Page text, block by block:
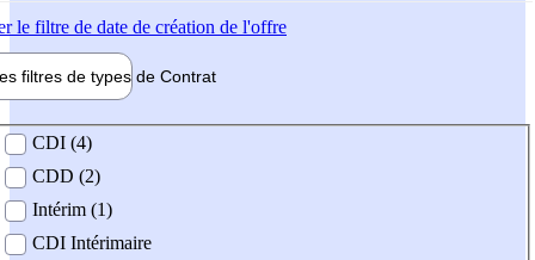
le filtre de date de création de l'offre
filtres de types de Contrat
contrat
CDI (4)
CDD (2)
Intérim (1)
CDI Intérimaire